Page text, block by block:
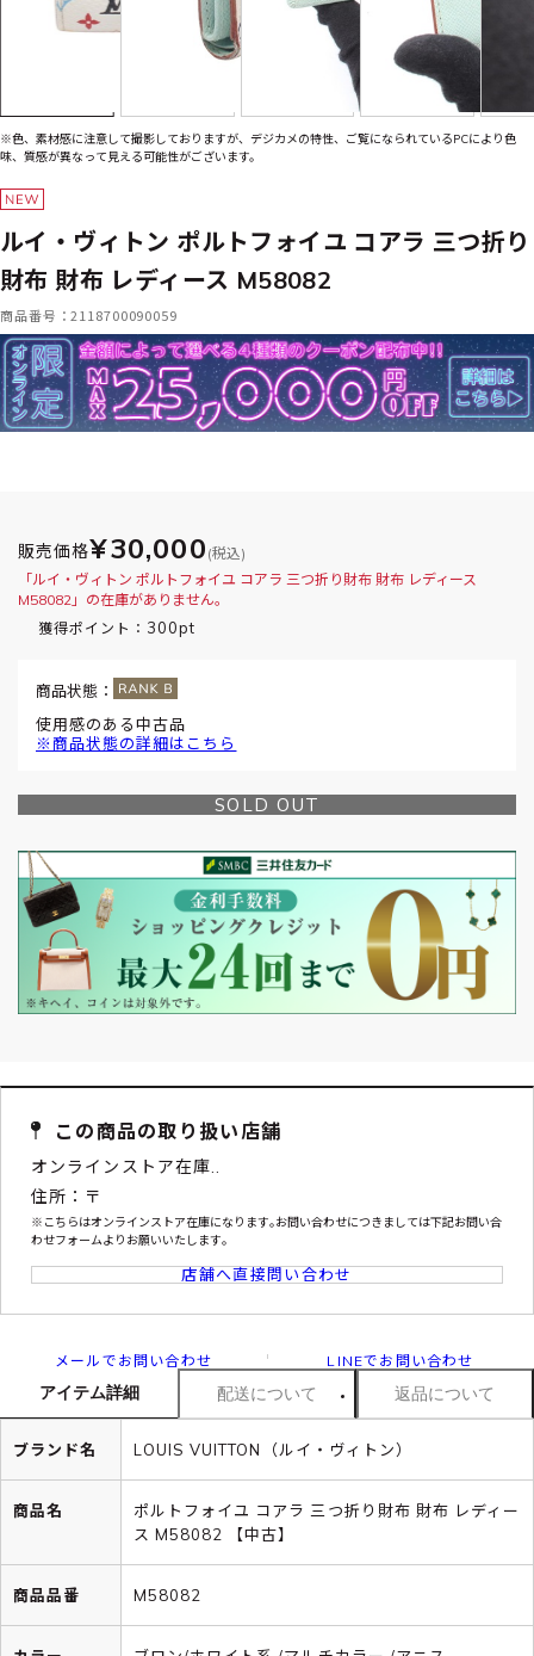
※色、素材感に注意して撮影しておりますが、デジカメの特性、ご覧になられているPCにより色
味、質感が異なって見える可能性がございます。
ルイ・ヴィトン ポルトフォイユ コアラ 三つ折り
財布 財布 レディース M58082
商品番号：2118700090059
販売価格¥30,000 (税込)
「ルイ・ヴィトン ポルトフォイユ コアラ 三つ折り財布 財布 レディース
M58082」の在庫がありません。
獲得ポイント： 300pt
商品状態：
使用感のある中古品
※商品状態の詳細はこちら
SOLD OUT
この商品の取り扱い店舗
オンラインストア在庫..
住所：〒
※こちらはオンラインストア在庫になります｡お問い合わせにつきましては下記お問い合
わせフォームよりお願いいたします｡
店舗へ直接問い合わせ
メールでお問い合わせ LINEでお問い合わせ
アイテム詳細 配送について 返品について
ブランド名 LOUIS VUITTON（ルイ・ヴィトン）
商品名
ポルトフォイユ コアラ 三つ折り財布 財布 レディー
ス M58082 【中古】
商品品番 M58082